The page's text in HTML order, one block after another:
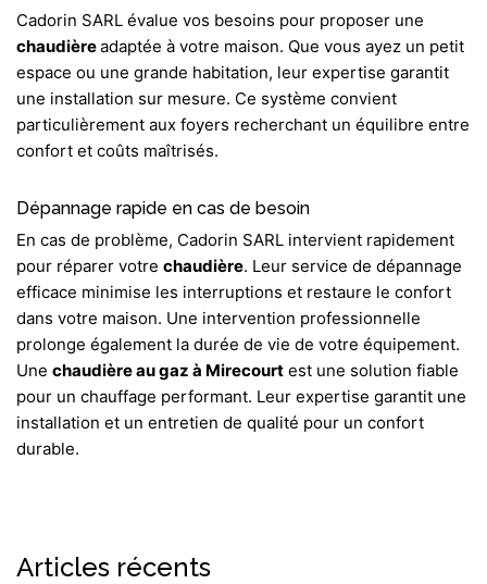
Cadorin SARL évalue vos besoins pour proposer une
chaudièreadaptée à votre maison. Que vous ayez un petit
espace ou une grande habitation, leur expertise garantit
une installation sur mesure. Ce système convient
particulièrement aux foyers recherchant un équilibre entre
confort et coûts maîtrisés.
Dépannage rapide en cas de besoin
En cas de problème, Cadorin SARL intervient rapidement
pour réparer votre chaudière. Leur service de dépannage
efficace minimise les interruptions et restaure le confort
dans votre maison. Une intervention professionnelle
prolonge également la durée de vie de votre équipement.
Une chaudière au gaz à Mirecourt est une solution fiable
pour un chauffage performant. Leur expertise garantit une
installation et un entretien de qualité pour un confort
durable.
Articles récents